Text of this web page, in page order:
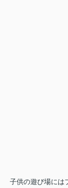
子供の遊び場には